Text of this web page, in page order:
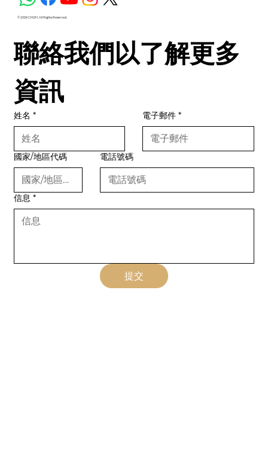
© 2026 CM2H. All Rights Reserved.
聯絡我們以了解更多
資訊
姓名 * 電子郵件 *
國家/地區代碼 電話號碼
信息 *
提交